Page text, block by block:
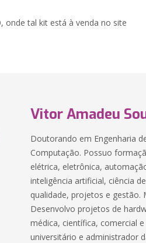
onde tal kit está à venda no site
Vitor Amadeu
Doutorando em Engenharia
Computação. Possuo
elétrica, eletrônica,
inteligência artificial, ciência
qualidade, projetos e gestão.
Desenvolvo projetos de
médica, científica, comercial
universitário e administrador